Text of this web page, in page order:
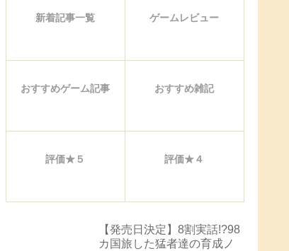
新着記事一覧 ゲームレビュー
おすすめゲーム記事 おすすめ雑記
評価★５ 評価★４
【発売日決定】8割実話!?98
カ国旅した猛者達の育成ノ